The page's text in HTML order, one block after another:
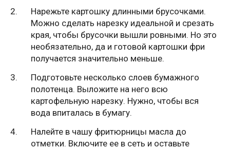
Нарежьте картошку длинными брусочками.
Можно сделать нарезку идеальной и срезать
края, чтобы брусочки вышли ровными. Но это
необязательно, да и готовой картошки фри
получается значительно меньше.
Подготовьте несколько слоев бумажного
полотенца. Выложите на него всю
картофельную нарезку. Нужно, чтобы вся
вода впиталась в бумагу.
Налейте в чашу фритюрницы масла до
отметки. Включите ее в сеть и оставьте